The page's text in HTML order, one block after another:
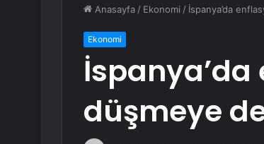
Anasayfa / Ekonomi / İspanya’da
Ekonomi
düşmeye